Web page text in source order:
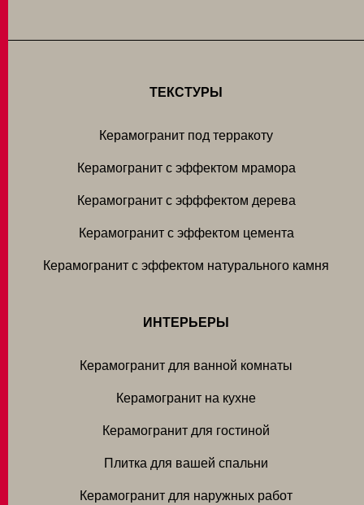
ТЕКСТУРЫ
Керамогранит под терракоту
Керамогранит с эффектом мрамора
Керамогранит с эфффектом дерева
Керамогранит с эффектом цемента
Керамогранит с эффектом натурального камня
ИНТЕРЬЕРЫ
Керамогранит для ванной комнаты
Керамогранит на кухне
Керамогранит для гостиной
Плитка для вашей спальни
Керамогранит для наружных работ